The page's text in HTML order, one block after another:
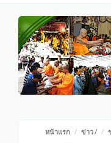
หน้าแรก ข่าว/